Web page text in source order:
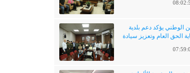
الوطني يؤكد دعم بلدية
الحق العام وتعزيز سيادة